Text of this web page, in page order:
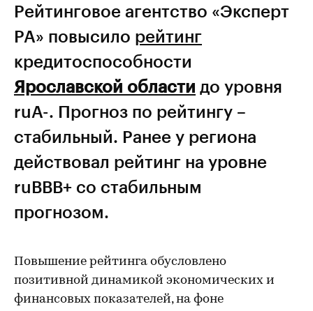
Рейтинговое агентство «Эксперт
РА» повысило рейтинг
кредитоспособности
Ярославской области до уровня
ruА-. Прогноз по рейтингу –
стабильный. Ранее у региона
действовал рейтинг на уровне
ruВВВ+ со стабильным
прогнозом.
Повышение рейтинга обусловлено
позитивной динамикой экономических и
финансовых показателей, на фоне